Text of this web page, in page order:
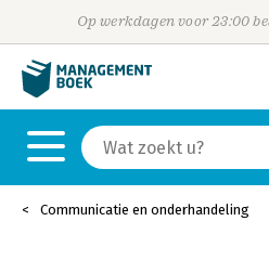
Op werkdagen voor 23:00
Communicatie en onderhandeling